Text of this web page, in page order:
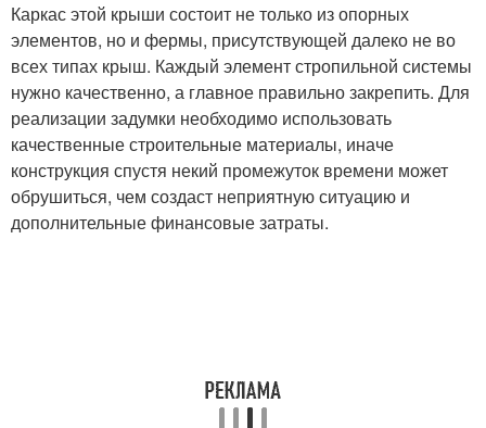
Каркас этой крыши состоит не только из опорных
элементов, но и фермы, присутствующей далеко не во
всех типах крыш. Каждый элемент стропильной системы
нужно качественно, а главное правильно закрепить. Для
реализации задумки необходимо использовать
качественные строительные материалы, иначе
конструкция спустя некий промежуток времени может
обрушиться, чем создаст неприятную ситуацию и
дополнительные финансовые затраты.